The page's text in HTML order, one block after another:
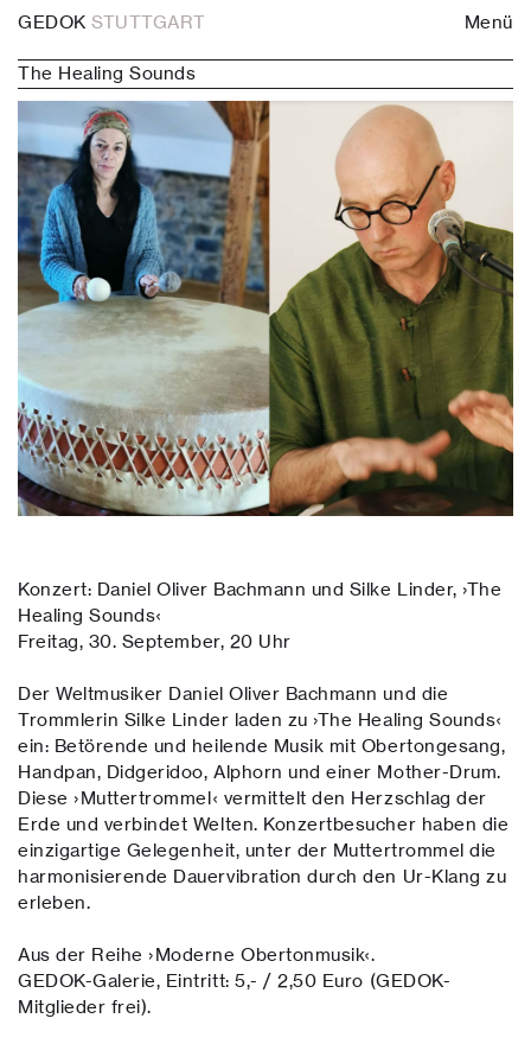
GEDOKSTUTTGART Menü
The Healing Sounds
Konzert: Daniel Oliver Bachmann und Silke Linder, ›The
Healing Sounds‹
Freitag, 30. September, 20 Uhr
Der Weltmusiker Daniel Oliver Bachmann und die
Trommlerin Silke Linder laden zu ›The Healing Sounds‹
ein: Betörende und heilende Musik mit Obertongesang,
Handpan, Didgeridoo, Alphorn und einer Mother-Drum.
Diese ›Muttertrommel‹ vermittelt den Herzschlag der
Erde und verbindet Welten. Konzertbesucher haben die
einzigartige Gelegenheit, unter der Muttertrommel die
harmonisierende Dauervibration durch den Ur-Klang zu
erleben.
Aus der Reihe ›Moderne Obertonmusik‹.
GEDOK-Galerie, Eintritt: 5,- / 2,50 Euro (GEDOK-
Mitglieder frei).